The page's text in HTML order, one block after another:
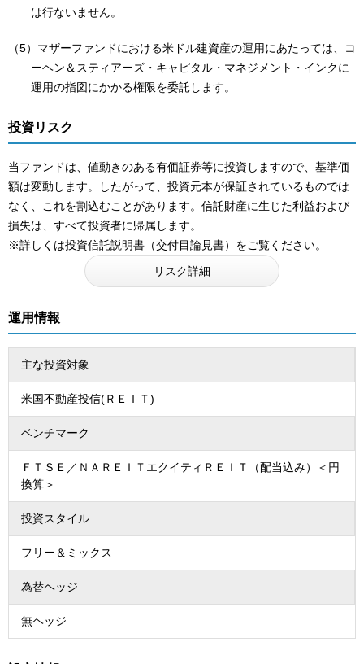
は行ないません。
（5）マザーファンドにおける米ドル建資産の運用にあたっては、コ
ーヘン＆スティアーズ・キャピタル・マネジメント・インクに
運用の指図にかかる権限を委託します。
投資リスク
当ファンドは、値動きのある有価証券等に投資しますので、基準価
額は変動します。したがって、投資元本が保証されているものでは
なく、これを割込むことがあります。信託財産に生じた利益および
損失は、すべて投資者に帰属します。
※詳しくは投資信託説明書（交付目論見書）をご覧ください。
リスク詳細
運用情報
主な投資対象
米国不動産投信(ＲＥＩＴ)
ベンチマーク
ＦＴＳＥ／ＮＡＲＥＩＴエクイティＲＥＩＴ（配当込み）＜円
換算＞
投資スタイル
フリー＆ミックス
為替ヘッジ
無ヘッジ